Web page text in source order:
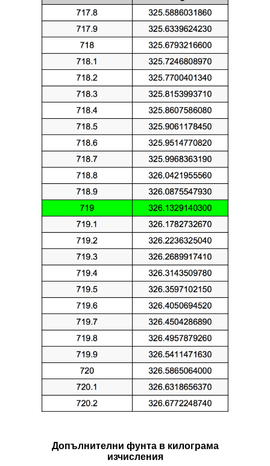
Допълнителни фунтa в килограмa
изчисления